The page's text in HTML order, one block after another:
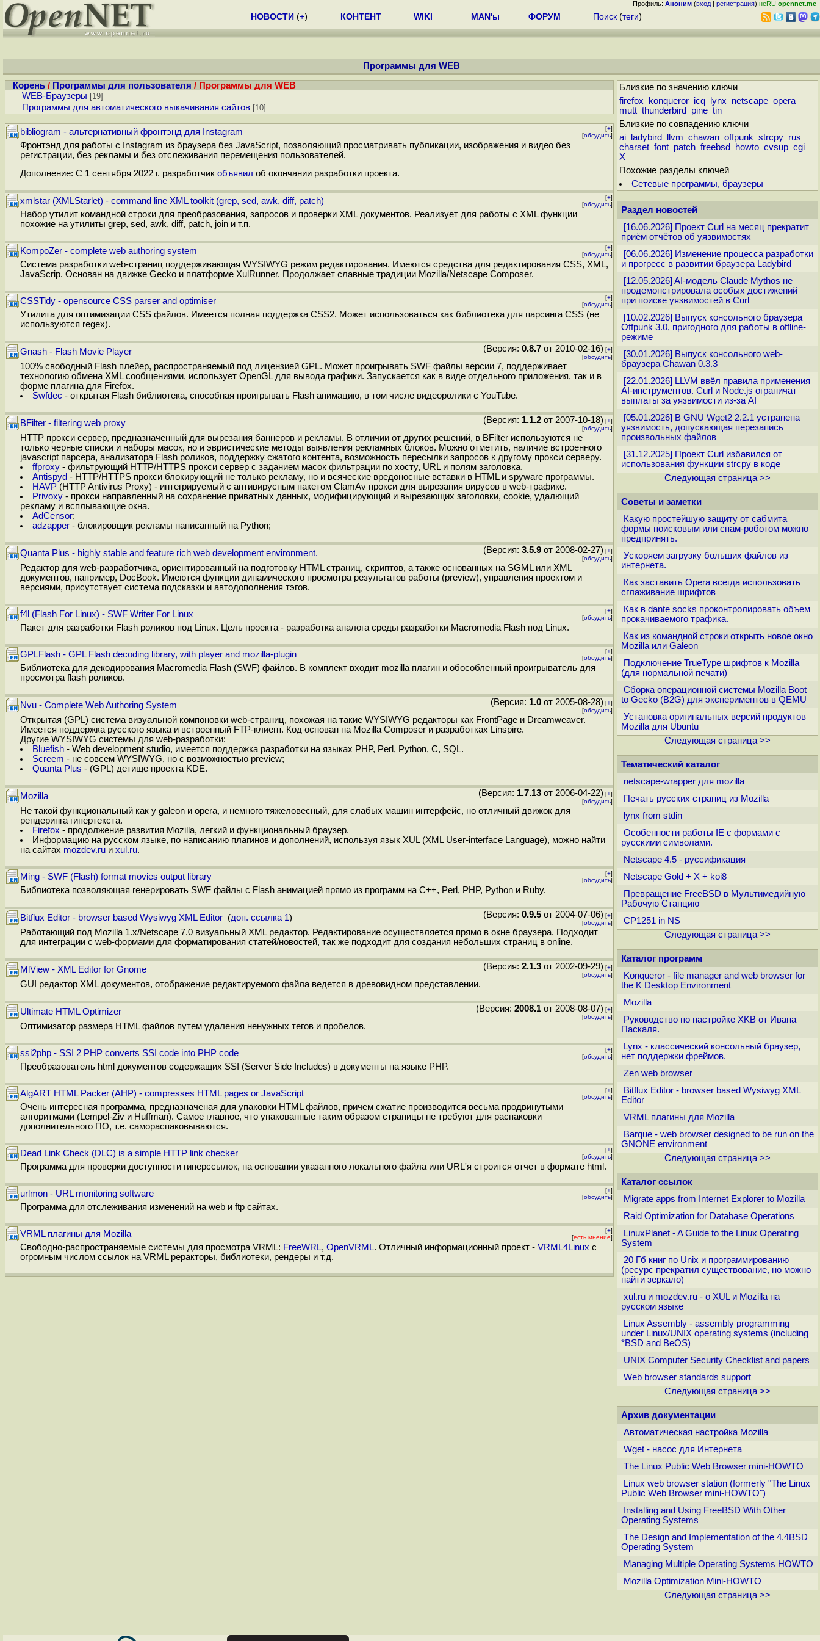
Профиль: Аноним (вход | регистрация) неRU opennet.me
НОВОСТИ (+) КОНТЕНТ WIKI MAN'ы ФОРУМ Поиск (теги)
Программы для WEB
Корень / Программы для пользователя / Программы для WEB
WEB-Браузеры [19]
Программы для автоматического выкачивания сайтов [10]
bibliogram - альтернативный фронтэнд для Instagram [+]
[обсудить]
Фронтэнд для работы с Instagram из браузера без JavaScript, позволяющий просматривать публикации, изображения и видео без
регистрации, без рекламы и без отслеживания перемещения пользователей.
Дополнение: С 1 сентября 2022 г. разработчик объявил об окончании разработки проекта.
xmlstar (XMLStarlet) - command line XML toolkit (grep, sed, awk, diff, patch) [+]
[обсудить]
Набор утилит командной строки для преобразования, запросов и проверки XML документов. Реализует для работы с XML функции
похожие на утилиты grep, sed, awk, diff, patch, join и т.п.
KompoZer - complete web authoring system [+]
[обсудить]
Система разработки web-страниц поддерживающая WYSIWYG режим редактирования. Имеются средства для редактирования CSS, XML,
JavaScrip. Основан на движке Gecko и платформе XulRunner. Продолжает славные традиции Mozilla/Netscape Composer.
CSSTidy - opensource CSS parser and optimiser [+]
[обсудить]
Утилита для оптимизации CSS файлов. Имеется полная поддержка CSS2. Может использоваться как библиотека для парсинга CSS (не
используются regex).
Gnash - Flash Movie Player (Версия: 0.8.7 от 2010-02-16) [+]
[обсудить]
100% свободный Flash плейер, распространяемый под лицензией GPL. Может проигрывать SWF файлы версии 7, поддерживает
технологию обмена XML сообщениями, использует OpenGL для вывода графики. Запускается как в виде отдельного приложения, так и в
форме плагина для Firefox.
Swfdec - открытая Flash библиотека, способная проигрывать Flash анимацию, в том числе видеоролики с YouTube.
BFilter - filtering web proxy (Версия: 1.1.2 от 2007-10-18) [+]
[обсудить]
HTTP прокси сервер, предназначенный для вырезания баннеров и рекламы. В отличии от других решений, в BFilter используются не
только черные списки и наборы масок, но и эвристические методы выявления рекламных блоков. Можно отметить, наличие встроенного
javascript парсера, анализатора Flash роликов, поддержку сжатого контента, возможность пересылки запросов к другому прокси серверу.
ffproxy- фильтрующий HTTP/HTTPS прокси сервер с заданием масок фильтрации по хосту, URL и полям заголовка.
Antispyd - HTTP/HTTPS прокси блокирующий не только рекламу, но и всяческие вредоносные вставки в HTML и spyware программы.
HAVP(HTTP Antivirus Proxy) - интегрируемый с антивирусным пакетом ClamAv прокси для вырезания вирусов в web-трафике.
Privoxy- прокси направленный на сохранение приватных данных, модифицирующий и вырезающих заголовки, cookie, удалющий
рекламу и всплывающие окна.
AdCensor;
adzapper- блокировщик рекламы написанный на Python;
Quanta Plus - highly stable and feature rich web development environment. (Версия: 3.5.9 от 2008-02-27) [+]
[обсудить]
Редактор для web-разработчика, ориентированный на подготовку HTML страниц, скриптов, а также основанных на SGML или XML
документов, например, DocBook. Имеются функции динамического просмотра результатов работы (preview), управления проектом и
версиями, присутствует система подсказки и автодополнения тэгов.
f4l (Flash For Linux) - SWF Writer For Linux [+]
[обсудить]
Пакет для разработки Flash роликов под Linux. Цель проекта - разработка аналога среды разработки Macromedia Flash под Linux.
GPLFlash - GPL Flash decoding library, with player and mozilla-plugin [+]
[обсудить]
Библиотека для декодирования Macromedia Flash (SWF) файлов. В комплект входит mozilla плагин и обособленный проигрыватель для
просмотра flash роликов.
Nvu - Complete Web Authoring System (Версия: 1.0 от 2005-08-28) [+]
[обсудить]
Открытая (GPL) система визуальной компоновки web-страниц, похожая на такие WYSIWYG редакторы как FrontPage и Dreamweaver.
Имеется поддержка русского языка и встроенный FTP-клиент. Код основан на Mozilla Composer и разработках Linspire.
Другие WYSIWYG системы для web-разработки:
Bluefish- Web development studio, имеется поддержка разработки на языках PHP, Perl, Python, C, SQL.
Screem - не совсем WYSIWYG, но с возможностью preview;
Quanta Plus - (GPL) детище проекта KDE.
Mozilla (Версия: 1.7.13 от 2006-04-22) [+]
[обсудить]
Не такой функциональный как у galeon и opera, и немного тяжеловесный, для слабых машин интерфейс, но отличный движок для
рендеринга гипертекста.
Firefox - продолжение развития Mozilla, легкий и функциональный браузер.
Информацию на русском языке, по написанию плагинов и дополнений, используя язык XUL (XML User-interface Language), можно найти
на сайтах mozdev.ru и xul.ru.
Ming - SWF (Flash) format movies output library [+]
[обсудить]
Библиотека позволяющая генерировать SWF файлы с Flash анимацией прямо из программ на C++, Perl, PHP, Python и Ruby.
Bitflux Editor - browser based Wysiwyg XML Editor (доп. ссылка 1) (Версия: 0.9.5 от 2004-07-06) [+]
[обсудить]
Работающий под Mozilla 1.x/Netscape 7.0 визуальный XML редактор. Редактирование осуществляется прямо в окне браузера. Подходит
для интеграции с web-формами для форматирования статей/новостей, так же подходит для создания небольших страниц в online.
MlView - XML Editor for Gnome (Версия: 2.1.3 от 2002-09-29) [+]
[обсудить]
GUI редактор XML документов, отображение редактируемого файла ведется в древовидном представлении.
Ultimate HTML Optimizer (Версия: 2008.1 от 2008-08-07) [+]
[обсудить]
Оптимизатор размера HTML файлов путем удаления ненужных тегов и пробелов.
ssi2php - SSI 2 PHP converts SSI code into PHP code [+]
[обсудить]
Преобразователь html документов содержащих SSI (Server Side Includes) в документы на языке PHP.
AlgART HTML Packer (AHP) - compresses HTML pages or JavaScript [+]
[обсудить]
Очень интересная программа, предназначеная для упаковки HTML файлов, причем сжатие производится весьма продвинутыми
алгоритмами (Lempel-Ziv и Huffman). Самое главное, что упакованные таким образом страницы не требуют для распаковки
дополнительного ПО, т.е. самораспаковываются.
Dead Link Check (DLC) is a simple HTTP link checker [+]
[обсудить]
Программа для проверки доступности гиперссылок, на основании указанного локального файла или URL'я строится отчет в формате html.
urlmon - URL monitoring software [+]
[обсудить]
Программа для отслеживания изменений на web и ftp сайтах.
VRML плагины для Mozilla [+]
[есть мнение]
Свободно-распространяемые системы для просмотра VRML: FreeWRL, OpenVRML. Отличный информационный проект - VRML4Linux с
огромным числом ссылок на VRML реракторы, библиотеки, рендеры и т.д.
Близкие по значению ключи
firefox
konqueror icq lynx netscape opera
mutt thunderbird pine tin
Близкие по совпадению ключи
ai
ladybird llvm chawan offpunk strcpy rus
charset font patch freebsd howto cvsup cgi
X
Похожие разделы ключей
Сетевые программы, браузеры
Раздел новостей
[16.06.2026] Проект Curl на месяц прекратит
приём отчётов об уязвимостях
[06.06.2026] Изменение процесса разработки
и прогресс в развитии браузера Ladybird
[12.05.2026] AI-модель Claude Mythos не
продемонстрировала особых достижений
при поиске уязвимостей в Curl
[10.02.2026] Выпуск консольного браузера
Offpunk 3.0, пригодного для работы в offline-
режиме
[30.01.2026] Выпуск консольного web-
браузера Chawan 0.3.3
[22.01.2026] LLVM ввёл правила применения
AI-инструментов. Curl и Node.js ограничат
выплаты за уязвимости из-за AI
[05.01.2026] В GNU Wget2 2.2.1 устранена
уязвимость, допускающая перезапись
произвольных файлов
[31.12.2025] Проект Curl избавился от
использования функции strcpy в коде
Следующая страница >>
Советы и заметки
Какую простейшую защиту от сабмита
формы поисковым или спам-роботом можно
предпринять.
Ускоряем загрузку больших файлов из
интернета.
Как заставить Opera всегда использовать
сглаживание шрифтов
Как в dante socks проконтролировать объем
прокачиваемого трафика.
Как из командной строки открыть новое окно
Mozilla или Galeon
Подключение TrueType шрифтов к Mozilla
(для нормальной печати)
Сборка операционной системы Mozilla Boot
to Gecko (B2G) для экспериментов в QEMU
Установка оригинальных версий продуктов
Mozilla для Ubuntu
Следующая страница >>
Тематический каталог
netscape-wrapper для mozilla
Печать русских страниц из Mozilla
lynx from stdin
Особенности работы IE с формами с
русскими символами.
Netscape 4.5 - руссификация
Netscape Gold + X + koi8
Превращение FreeBSD в Мультимедийную
Рабочую Станцию
CP1251 in NS
Следующая страница >>
Каталог программ
Konqueror - file manager and web browser for
the K Desktop Environment
Mozilla
Руководство по настройке XKB от Ивана
Паскаля.
Lynx - классический консольный браузер,
нет поддержки фреймов.
Zen web browser
Bitflux Editor - browser based Wysiwyg XML
Editor
VRML плагины для Mozilla
Barque - web browser designed to be run on the
GNONE environment
Следующая страница >>
Каталог ссылок
Migrate apps from Internet Explorer to Mozilla
Raid Optimization for Database Operations
LinuxPlanet - A Guide to the Linux Operating
System
20 Гб книг по Unix и программированию
(ресурс прекратил существование, но можно
найти зеркало)
xul.ru и mozdev.ru - о XUL и Mozilla на
русском языке
Linux Assembly - assembly programming
under Linux/UNIX operating systems (including
*BSD and BeOS)
UNIX Computer Security Checklist and papers
Web browser standards support
Следующая страница >>
Архив документации
Автоматическая настройка Mozilla
Wget - насос для Интернета
The Linux Public Web Browser mini-HOWTO
Linux web browser station (formerly "The Linux
Public Web Browser mini-HOWTO")
Installing and Using FreeBSD With Other
Operating Systems
The Design and Implementation of the 4.4BSD
Operating System
Managing Multiple Operating Systems HOWTO
Mozilla Optimization Mini-HOWTO
Следующая страница >>